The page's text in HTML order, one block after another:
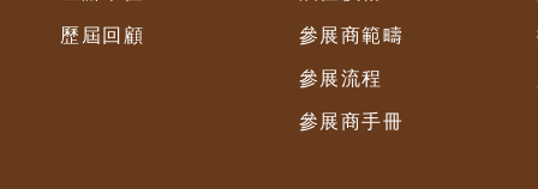
歷屆回顧 參展商範疇
參展流程
參展商手冊